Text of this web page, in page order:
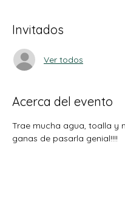
Invitados
Ver todos
Acerca del evento
Trae mucha agua, toalla y
ganas de pasarla genial!!!!